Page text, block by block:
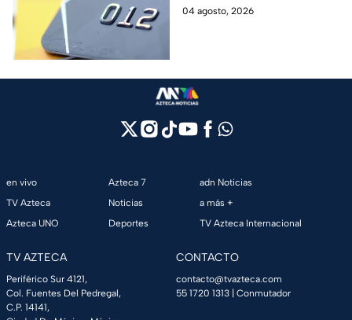
como CAT, fecha de corte,
04 agosto, 2026
en vivo
TV Azteca
Azteca UNO
Azteca 7
Noticias
Deportes
adn Noticias
a más +
TV Azteca Internacional
TV AZTECA
Periférico Sur 4121,
Col. Fuentes Del Pedregal,
C.P. 14141,
CONTACTO
contacto@tvazteca.com
55 1720 1313 | Conmutador